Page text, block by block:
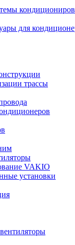
для
трассы
VAKIO
установки